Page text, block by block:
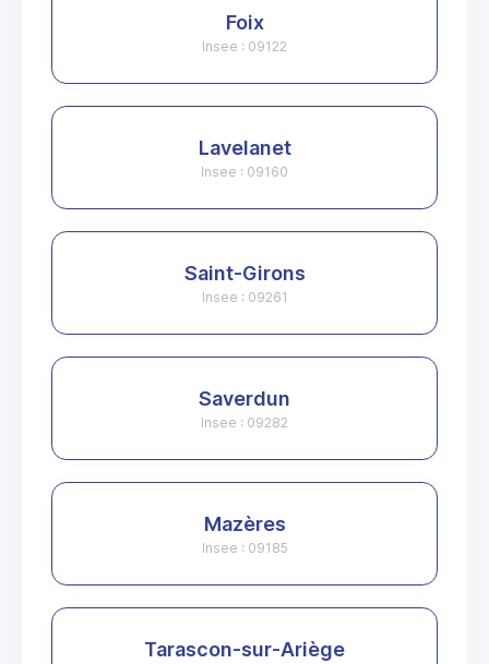
Foix
Insee : 09122
Lavelanet
Insee : 09160
Saint-Girons
Insee : 09261
Saverdun
Insee : 09282
Mazères
Insee : 09185
Tarascon-sur-Ariège